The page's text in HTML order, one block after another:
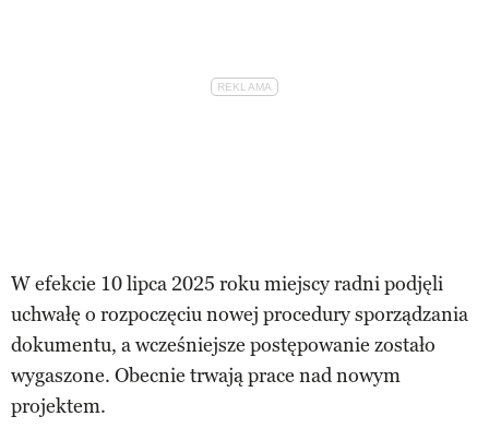
W efekcie 10 lipca 2025 roku miejscy radni podjęli
uchwałę o rozpoczęciu nowej procedury sporządzania
dokumentu, a wcześniejsze postępowanie zostało
wygaszone. Obecnie trwają prace nad nowym
projektem.